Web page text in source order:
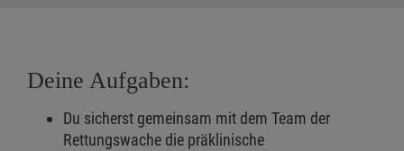
Deine Aufgaben:
Du sicherst gemeinsam mit dem Team der
Rettungswache die präklinische